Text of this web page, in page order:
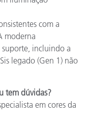
com a
moderna
suporte, incluindo a
legado (Gen 1) não
tem dúvidas?
em cores da